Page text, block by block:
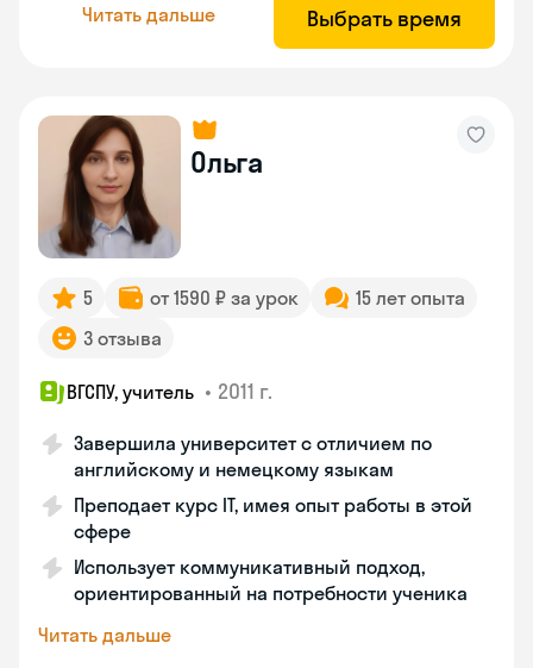
Читать дальше Выбрать время
Ольга
5 от 1590 ₽ за урок
15 лет опыта
3 отзыва
ВГСПУ, учитель • 2011 г.
Завершила университет с отличием по
английскому и немецкому языкам
Преподает курс IT, имея опыт работы в этой
сфере
Использует коммуникативный подход,
ориентированный на потребности ученика
Читать дальше